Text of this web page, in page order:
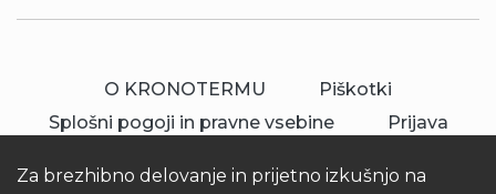
Za brezhibno delovanje in prijetno izkušnjo na
O KRONOTERMU
Piškotki
Splošni pogoji in pravne vsebine
Prijava